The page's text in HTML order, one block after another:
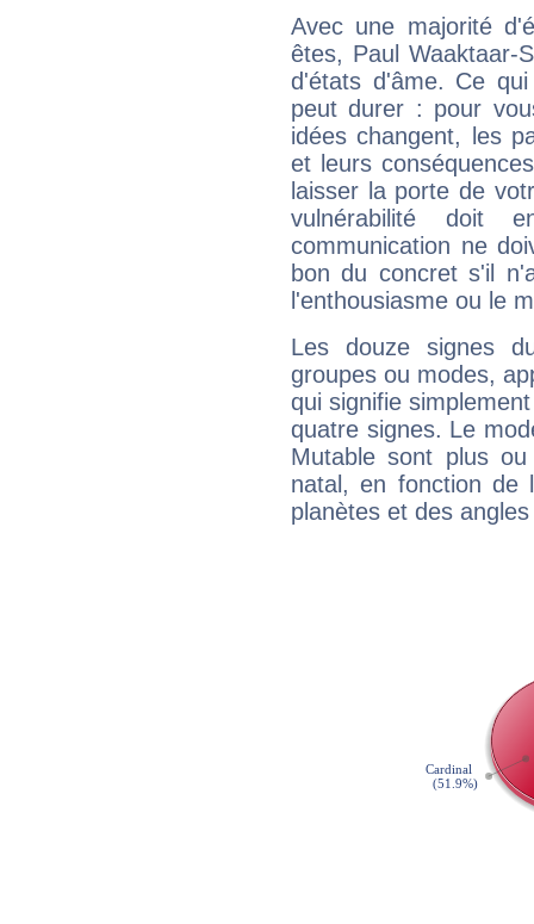
Avec une majorité
êtes, Paul Waaktaar-
d'états d'âme. Ce
peut durer : pour
idées changent, les
et leurs
laisser la porte de
vulnérabilité doit
communication ne
bon du concret s'il
l'enthousiasme ou le
Les douze signes
groupes ou modes,
qui signifie
quatre signes. Le
Mutable sont plus
natal, en fonction de
planètes et des